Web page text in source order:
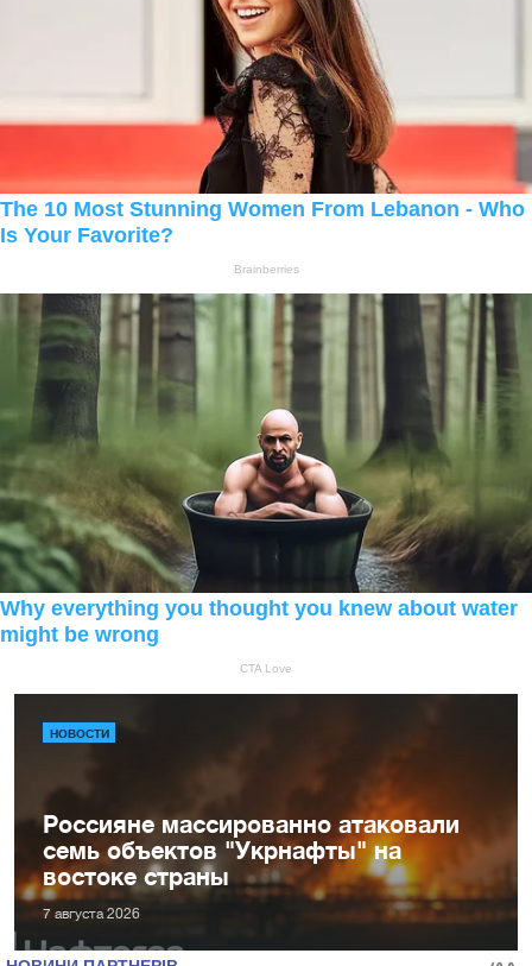
НОВОСТИ
Россияне массированно атаковали
семь объектов "Укрнафты" на
востоке страны
7 августа 2026